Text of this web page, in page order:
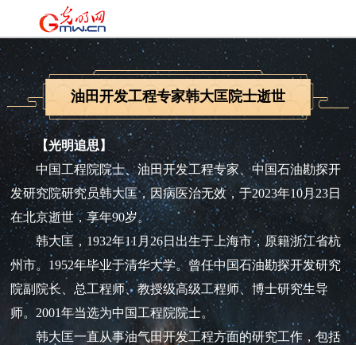
油田开发工程专家韩大匡院士逝世
【光明追思】
中国工程院院士、油田开发工程专家、中国石油勘探开
发研究院研究员韩大匡，因病医治无效，于2023年10月23日
在北京逝世，享年90岁。
韩大匡，1932年11月26日出生于上海市，原籍浙江省杭
州市。1952年毕业于清华大学。曾任中国石油勘探开发研究
院副院长、总工程师、教授级高级工程师、博士研究生导
师。2001年当选为中国工程院院士。
韩大匡一直从事油气田开发工程方面的研究工作，包括